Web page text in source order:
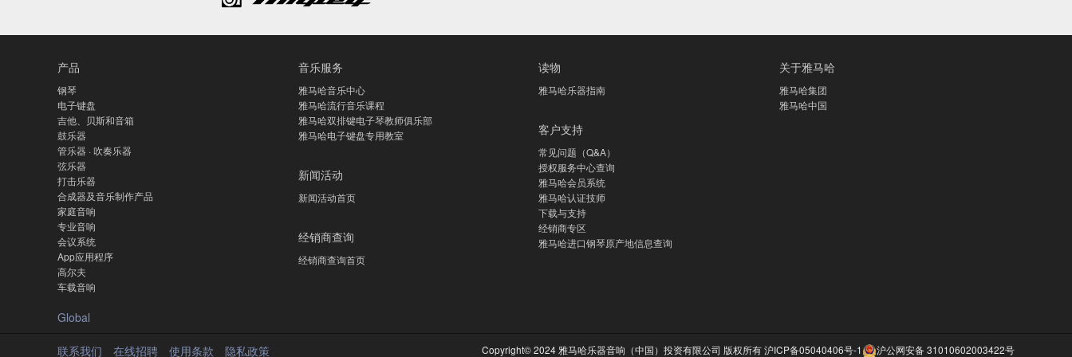
产品
钢琴
电子键盘
吉他、贝斯和音箱
鼓乐器
管乐器 · 吹奏乐器
弦乐器
打击乐器
合成器及音乐制作产品
家庭音响
专业音响
会议系统
App应用程序
高尔夫
车载音响
音乐服务
雅马哈音乐中心
雅马哈流行音乐课程
雅马哈双排键电子琴教师俱乐部
雅马哈电子键盘专用教室
新闻活动
新闻活动首页
经销商查询
经销商查询首页
读物
雅马哈乐器指南
客户支持
常见问题（Q&A）
授权服务中心查询
雅马哈会员系统
雅马哈认证技师
下载与支持
经销商专区
雅马哈进口钢琴原产地信息查询
关于雅马哈
雅马哈集团
雅马哈中国
Global
联系我们 在线招聘 使用条款 隐私政策 Copyright© 2024 雅马哈乐器音响（中国）投资有限公司 版权所有沪ICP备05040406号-1 沪公网安备 31010602003422号